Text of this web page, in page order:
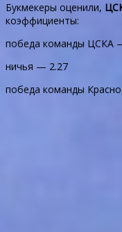
Букмекеры оценили,
коэффициенты:
победа команды ЦСКА
ничья — 2.27
победа команды